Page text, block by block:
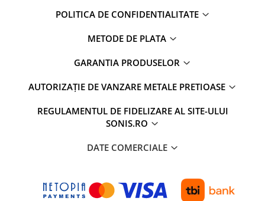
POLITICA DE CONFIDENTIALITATE
METODE DE PLATA
GARANTIA PRODUSELOR
AUTORIZAȚIE DE VANZARE METALE PRETIOASE
REGULAMENTUL DE FIDELIZARE AL SITE-ULUI
SONIS.RO
DATE COMERCIALE